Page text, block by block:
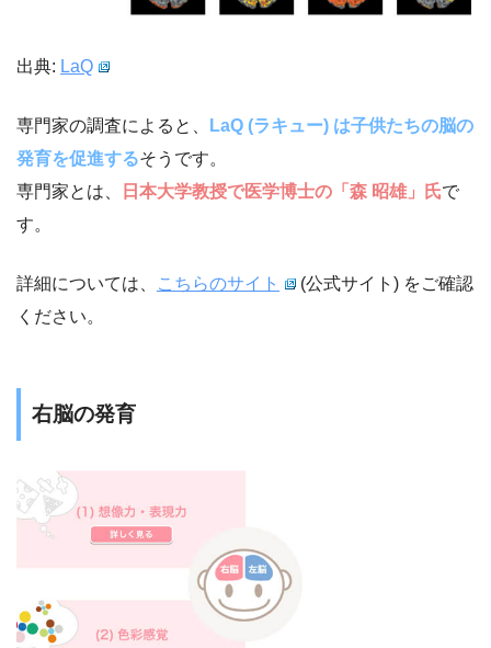
出典: LaQ
専門家の調査によると、
LaQ (ラキュー) は子供たちの脳の
発育を促進するそうです。
専門家とは、
日本大学教授で医学博士の「森 昭雄」氏で
す。
詳細については、 こちらのサイト
(公式サイト) をご確認
ください。
右脳の発育